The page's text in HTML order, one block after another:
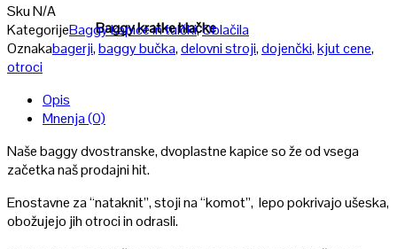
Baggy kratke hlačke
SkuN/A
KategorijeBaggy kapice in tulčki,Oblačila
Oznakabagerji,baggy bučka,delovni stroji,dojenčki,kjut cene,
otroci
Opis
Mnenja (0)
Naše baggy dvostranske, dvoplastne kapice so že od vsega
začetka naš prodajni hit.
Enostavne za “nataknit”, stoji na “komot”, lepo pokrivajo ušeska,
obožujejo jih otroci in odrasli.